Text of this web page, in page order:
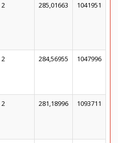
2 285,01663 1041951
2 284,56955 1047996
2 281,18996 1093711